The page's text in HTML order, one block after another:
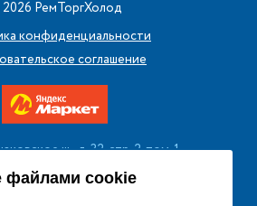
файлами cookie
2026 РемТоргХолод
конфиденциальности
соглашение
ш., д. 32, стр. 2, пом. 1
256 08 13